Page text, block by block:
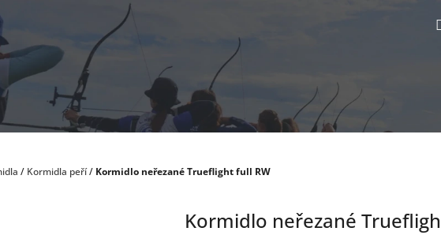
/ Kormidla peří/ Kormidlo neřezané Trueflight full RW
Kormidlo neřezané